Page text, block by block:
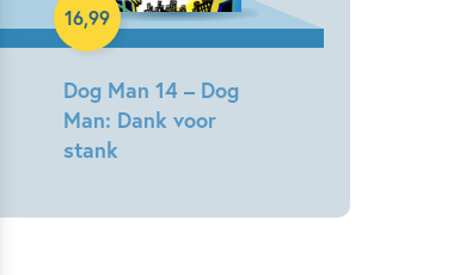
Dog Man 14 – Dog
Man: Dank voor
stank
Pilkey
16,99